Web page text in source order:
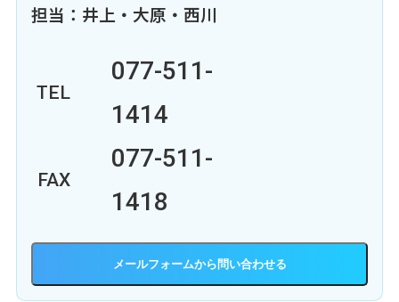
担当：井上・大原・西川
TEL
077-511-
1414
FAX
077-511-
1418
メールフォーム